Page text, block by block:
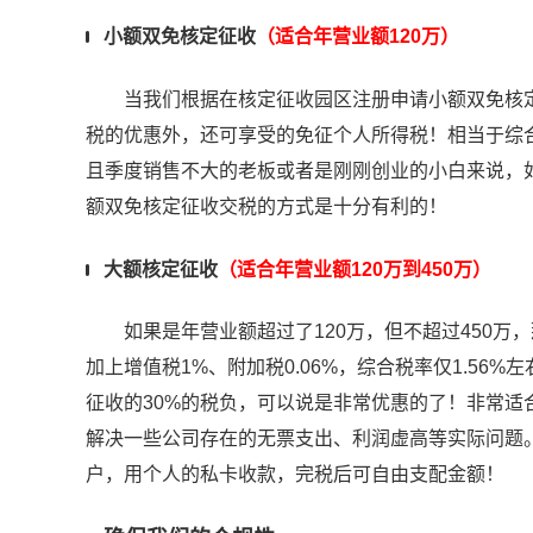
小额双免核定征收 （适合年营业额120万）
当我们根据在核定征收园区注册申请小额双免核
税的优惠外，还可享受的免征个人所得税！相当于
且季度销售不大的老板或者是刚刚创业的小白来说
额双免核定征收交税的方式是十分有利的！
大额核定征收 （适合年营业额120万到450万）
如果是年营业额超过了120万，但不超过450万，
加上增值税1%、附加税0.06%，综合税率仅1.56%
征收的30%的税负，可以说是非常优惠的了！非常
解决一些公司存在的无票支出、利润虚高等实际问
户，用个人的私卡收款，完税后可自由支配金额！